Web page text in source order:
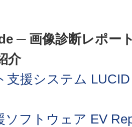
─ 画像診断レポー
介
支援システム
ソフトウェア EV